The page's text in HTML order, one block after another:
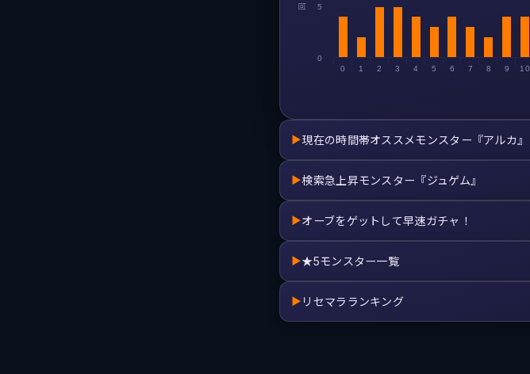
回
0 1 2 3 4 5 6 7 8 9 10
0
5
▶現在の時間帯オススメモンスター『アルカ』
▶検索急上昇モンスター『ジュゲム』
▶オーブをゲットして早速ガチャ！
▶★5モンスター一覧
▶ リセマラランキング